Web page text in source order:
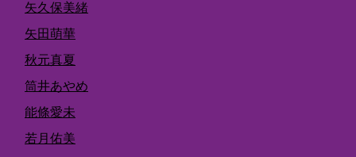
矢久保美緒
矢田萌華
秋元真夏
筒井あやめ
能條愛未
若月佑美